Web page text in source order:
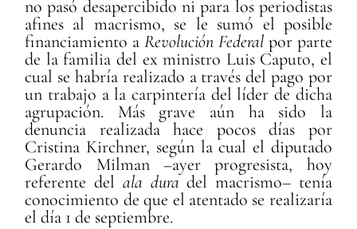
no pasó desapercibido ni para los periodistas
afines al macrismo, se le sumó el posible
financiamiento aRevolución Federal por parte
de la familia del ex ministro Luis Caputo, el
cual se habría realizado a través del pago por
un trabajo a la carpintería del líder de dicha
agrupación. Más grave aún ha sido la
denuncia realizada hace pocos días por
Cristina Kirchner, según la cual el diputado
Gerardo Milman –ayer progresista, hoy
referente del ala duradel macrismo– tenía
conocimiento de que el atentado se realizaría
el día 1 de septiembre.